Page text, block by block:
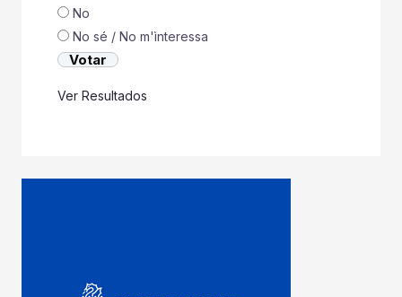
No
No sé / No m'ìnteressa
Ver Resultados